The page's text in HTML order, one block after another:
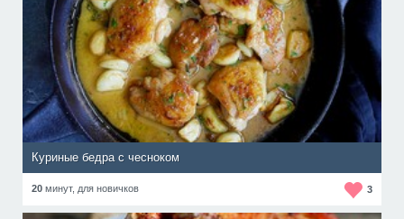
Куриные бедра с чесноком
20 минут, для новичков 3